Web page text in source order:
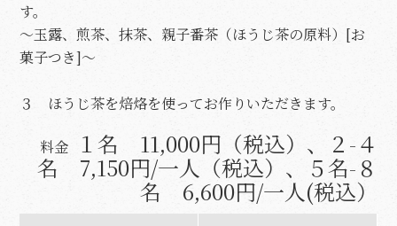
す。
〜玉露、煎茶、抹茶、親子番茶（ほうじ茶の原料）[お
菓子つき]〜
３ ほうじ茶を焙烙を使ってお作りいただきます。
料金 １名 11,000円（税込）、２-４
名 7,150円/一人（税込）、５名-８
名 6,600円/一人(税込）